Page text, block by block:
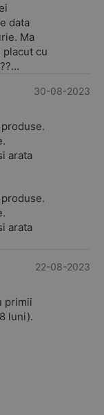
data
Ma
placut cu
30-08-2023
arata
arata
22-08-2023
primii
luni).